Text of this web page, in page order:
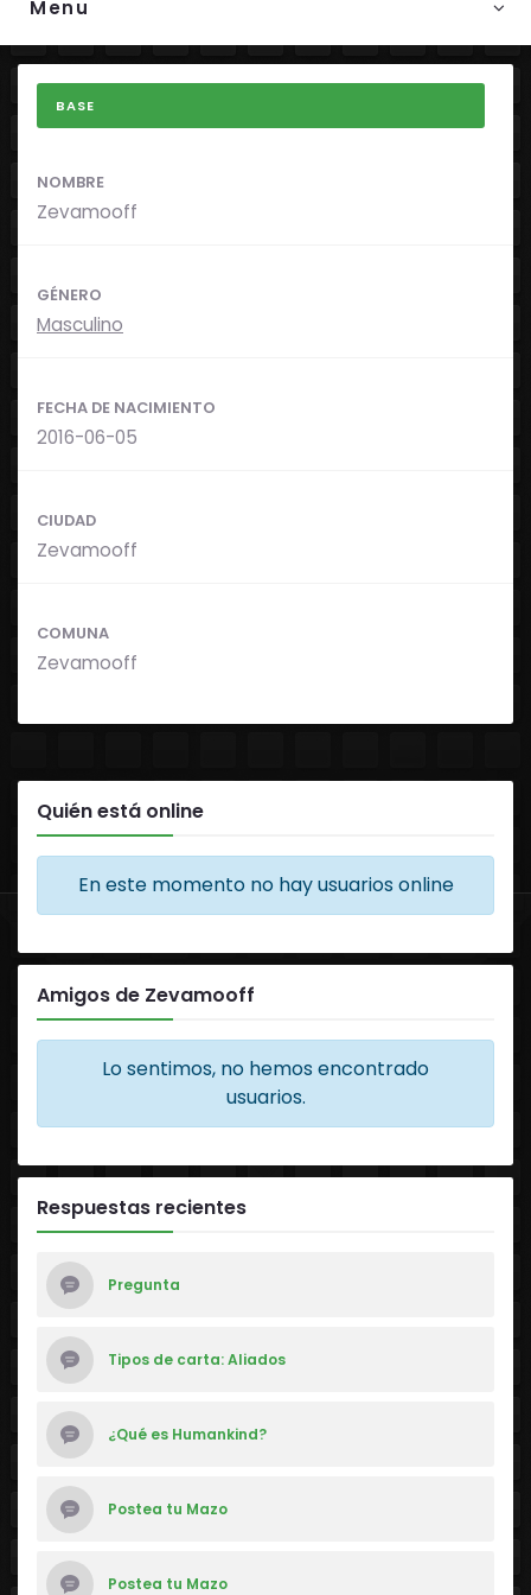
Menu
BASE
NOMBRE
Zevamooff
GÉNERO
Masculino
FECHA DE NACIMIENTO
2016-06-05
CIUDAD
Zevamooff
COMUNA
Zevamooff
Quién está online
En este momento no hay usuarios online
Amigos de Zevamooff
Lo sentimos, no hemos encontrado
usuarios.
Respuestas recientes
Pregunta
Tipos de carta: Aliados
¿Qué es Humankind?
Postea tu Mazo
Postea tu Mazo